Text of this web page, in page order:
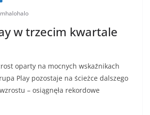
w trzecim kwartale
oparty na mocnych wskaźnikach
Play pozostaje na ścieżce dalszego
– osiągnęła rekordowe